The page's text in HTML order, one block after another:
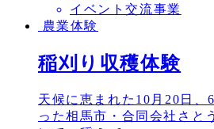
イベント交流事業
農業体験
稲刈り収穫体験
天候に恵まれた10月20日、
った相馬市・合同会社さと